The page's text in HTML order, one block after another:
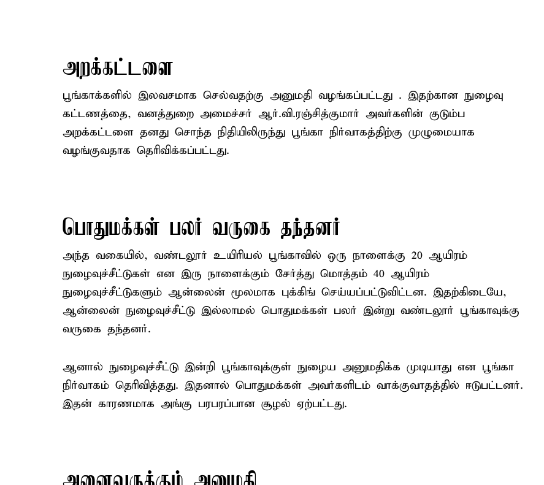
அறக்கட்டளை
பூங்காக்களில் இலவசமாக செல்வதற்கு அனுமதி வழங்கப்பட்டது . இதற்கான நுழைவு
கட்டணத்தை, வனத்துறை அமைச்சர் ஆர்.வி.ரஞ்சித்குமார் அவர்களின் குடும்ப
அறக்கட்டளை தனது சொந்த நிதியிலிருந்து பூங்கா நிர்வாகத்திற்கு முழுமையாக
வழங்குவதாக தெரிவிக்கப்பட்டது.
பொதுமக்கள் பலர் வருகை தந்தனர்
அந்த வகையில், வண்டலூர் உயிரியல் பூங்காவில் ஒரு நாளைக்கு 20 ஆயிரம்
நுழைவுச்சீட்டுகள் என இரு நாளைக்கும் சேர்த்து மொத்தம் 40 ஆயிரம்
நுழைவுச்சீட்டுகளும் ஆன்லைன் மூலமாக புக்கிங் செய்யப்பட்டுவிட்டன. இதற்கிடையே,
ஆன்லைன் நுழைவுச்சீட்டு இல்லாமல் பொதுமக்கள் பலர் இன்று வண்டலூர் பூங்காவுக்கு
வருகை தந்தனர்.
ஆனால் நுழைவுச்சீட்டு இன்றி பூங்காவுக்குள் நுழைய அனுமதிக்க முடியாது என பூங்கா
நிர்வாகம் தெரிவித்தது. இதனால் பொதுமக்கள் அவர்களிடம் வாக்குவாதத்தில் ஈடுபட்டனர்.
இதன் காரணமாக அங்கு பரபரப்பான சூழல் ஏற்பட்டது.